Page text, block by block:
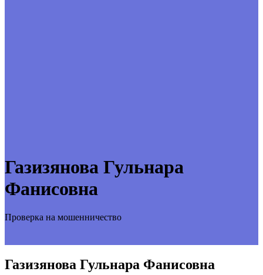
Газизянова Гульнара
Фанисовна
Проверка на мошенничество
Газизянова Гульнара Фанисовна